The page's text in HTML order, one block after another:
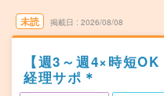
未読 掲載日 2026/08/08
【週3～週4×時短
経理サポ＊